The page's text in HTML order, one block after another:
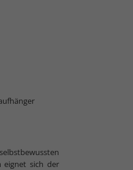
eignet sich der